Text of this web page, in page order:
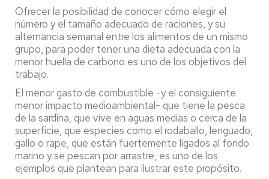
Ofrecer la posibilidad de conocer cómo elegir el
número y el tamaño adecuado de raciones, y su
alternancia semanal entre los alimentos de un mismo
grupo, para poder tener una dieta adecuada con la
menor huella de carbono es uno de los objetivos del
trabajo.
El menor gasto de combustible -y el consiguiente
menor impacto medioambiental- que tiene la pesca
de la sardina, que vive en aguas medias o cerca de la
superficie, que especies como el rodaballo, lenguado,
gallo o rape, que están fuertemente ligados al fondo
marino y se pescan por arrastre, es uno de los
ejemplos que plantean para ilustrar este propósito.